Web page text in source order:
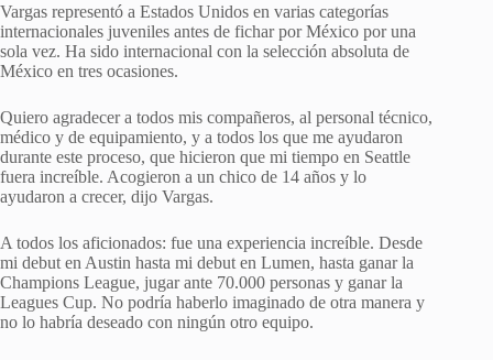
Vargas representó a Estados Unidos en varias categorías
internacionales juveniles antes de fichar por México por una
sola vez. Ha sido internacional con la selección absoluta de
México en tres ocasiones.
Quiero agradecer a todos mis compañeros, al personal técnico,
médico y de equipamiento, y a todos los que me ayudaron
durante este proceso, que hicieron que mi tiempo en Seattle
fuera increíble. Acogieron a un chico de 14 años y lo
ayudaron a crecer, dijo Vargas.
A todos los aficionados: fue una experiencia increíble. Desde
mi debut en Austin hasta mi debut en Lumen, hasta ganar la
Champions League, jugar ante 70.000 personas y ganar la
Leagues Cup. No podría haberlo imaginado de otra manera y
no lo habría deseado con ningún otro equipo.